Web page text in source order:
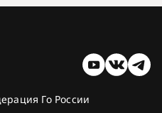
Го России